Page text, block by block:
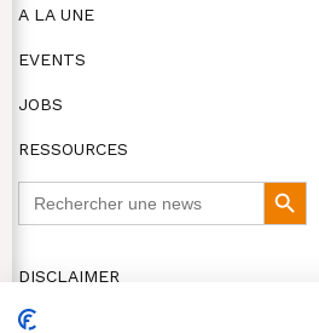
A LA UNE
EVENTS
JOBS
RESSOURCES
Search
Button
DISCLAIMER
COOKIES ET VIE PRIVÉE